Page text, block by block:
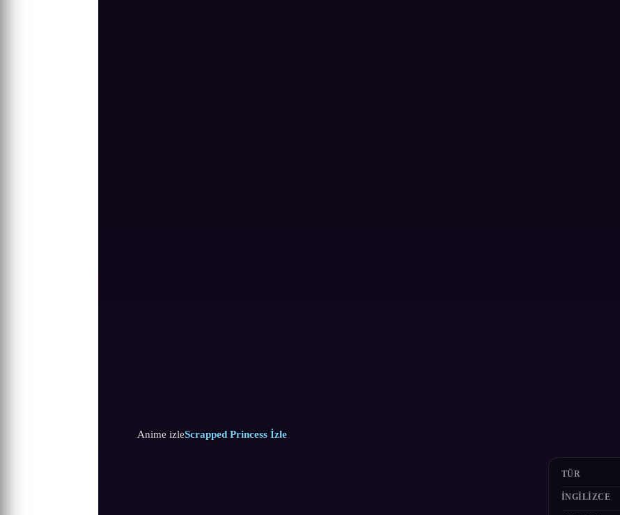
Anime izleScrapped Princess İzle
TÜR
İNGILIZCE